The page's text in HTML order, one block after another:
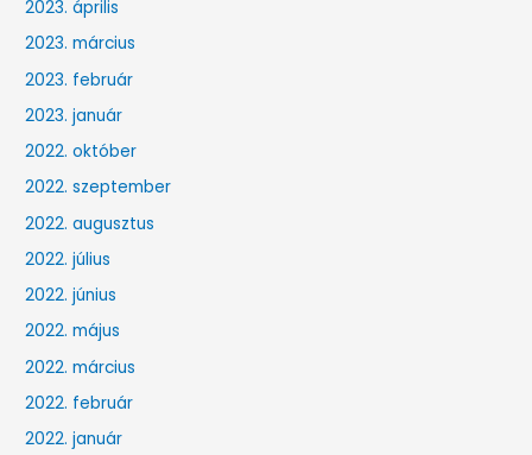
2023. április
2023. március
2023. február
2023. január
2022. október
2022. szeptember
2022. augusztus
2022. július
2022. június
2022. május
2022. március
2022. február
2022. január